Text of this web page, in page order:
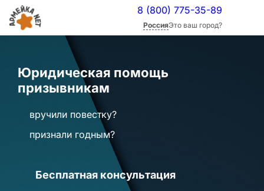
8 (800) 775-35-89
РоссияЭто ваш город?
Юридическая помощь
призывникам
вручили повестку?
признали годным?
Бесплатная консультация